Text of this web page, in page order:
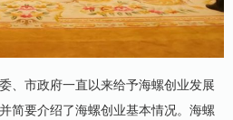
市政府一直以来给予海螺创业发展
简要介绍了海螺创业基本情况。海螺